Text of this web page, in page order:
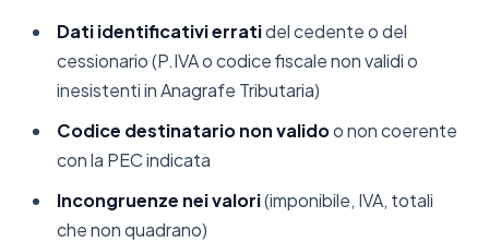
Dati identificativi erratidel cedente o del
cessionario (P.IVA o codice fiscale non validi o
inesistenti in Anagrafe Tributaria)
Codice destinatario non validoo non coerente
con la PEC indicata
Incongruenze nei valori(imponibile, IVA, totali
che non quadrano)